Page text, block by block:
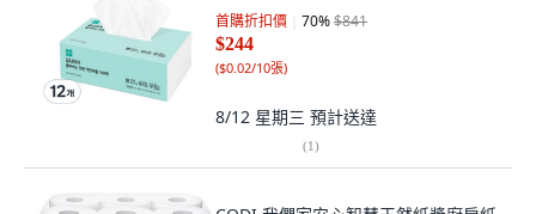
首購折扣價 70%$841
$244
($0.02/10張)
8/12 星期三 預計送達
(1)